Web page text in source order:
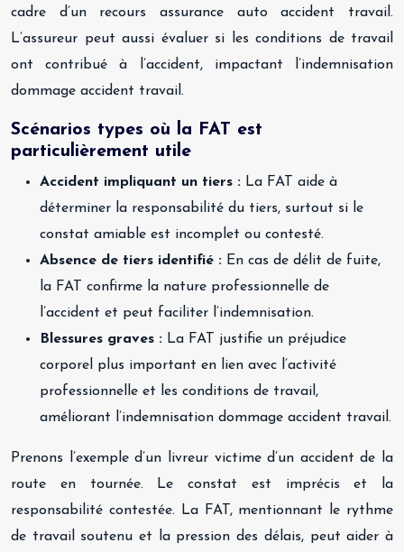
cadre d’un recours assurance auto accident travail.
L’assureur peut aussi évaluer si les conditions de travail
ont contribué à l’accident, impactant l’indemnisation
dommage accident travail.
Scénarios types où la FAT est
particulièrement utile
Accident impliquant un tiers : La FAT aide à
déterminer la responsabilité du tiers, surtout si le
constat amiable est incomplet ou contesté.
Absence de tiers identifié : En cas de délit de fuite,
la FAT confirme la nature professionnelle de
l’accident et peut faciliter l’indemnisation.
Blessures graves : La FAT justifie un préjudice
corporel plus important en lien avec l’activité
professionnelle et les conditions de travail,
améliorant l’indemnisation dommage accident travail.
Prenons l’exemple d’un livreur victime d’un accident de la
route en tournée. Le constat est imprécis et la
responsabilité contestée. La FAT, mentionnant le rythme
de travail soutenu et la pression des délais, peut aider à